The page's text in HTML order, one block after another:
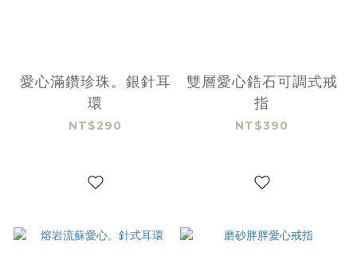
愛心滿鑽珍珠。銀針耳
環
NT$290
雙層愛心鋯石可調式戒
指
NT$390